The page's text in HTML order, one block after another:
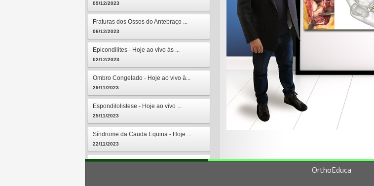
09/12/2023
Fraturas dos Ossos do Antebraço ...
06/12/2023
Epicondilites - Hoje ao vivo às ...
02/12/2023
Ombro Congelado - Hoje ao vivo à...
29/11/2023
Espondilolistese - Hoje ao vivo ...
25/11/2023
Síndrome da Cauda Equina - Hoje ...
22/11/2023
Osteomielites - Hoje ao vivo às ...
OrthoEduca